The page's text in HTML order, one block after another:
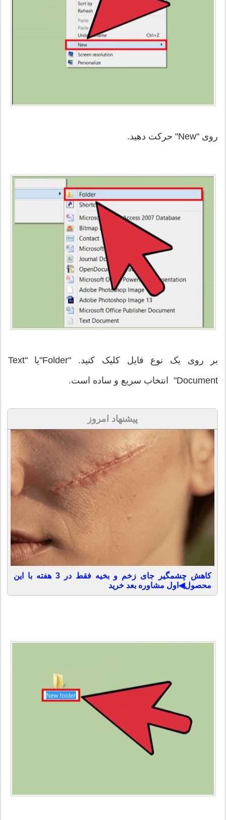
روی "New" حرکت دهید.
بر روی یک نوع فایل کلیک کنید. "Folder"یا "Text
Document" انتخاب سریع و ساده است.
پیشنهاد امروز
کاهش چشمگیر جای زخم و بخیه فقط در 3 هفته با این
محصول◀اول مشاوره بعد خرید